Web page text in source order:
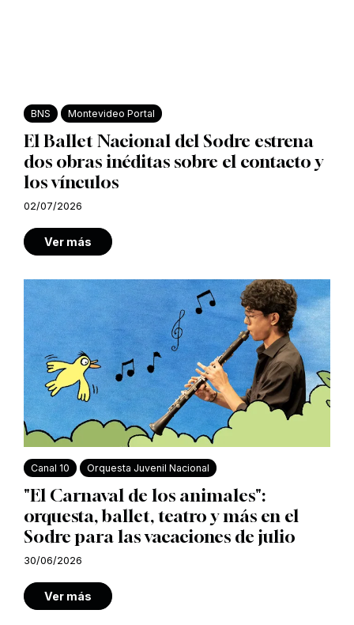
BNS Montevideo Portal
El Ballet Nacional del Sodre estrena
dos obras inéditas sobre el contacto y
los vínculos
02/07/2026
Ver más
Canal 10 Orquesta Juvenil Nacional
"El Carnaval de los animales":
orquesta, ballet, teatro y más en el
Sodre para las vacaciones de julio
30/06/2026
Ver más